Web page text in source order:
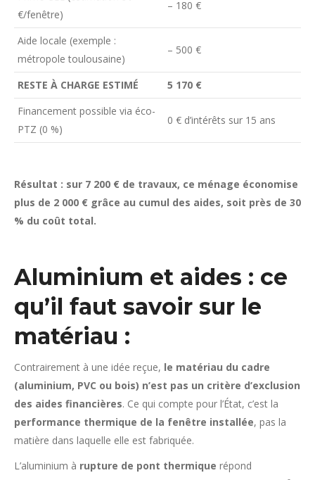
€/fenêtre)
– 180 €
Aide locale (exemple :
métropole toulousaine)
– 500 €
RESTE À CHARGE ESTIMÉ
5 170 €
Financement possible via éco-
PTZ (0 %)
0 € d’intérêts sur 15 ans
Résultat : sur 7 200 € de travaux, ce ménage économise
plus de 2 000 € grâce au cumul des aides, soit près de 30
% du coût total.
Aluminium et aides : ce
qu’il faut savoir sur le
matériau :
Contrairement à une idée reçue, le matériau du cadre
(aluminium, PVC ou bois) n’est pas un critère d’exclusion
des aides financières. Ce qui compte pour l’État, c’est la
performance thermique de la fenêtre installée, pas la
matière dans laquelle elle est fabriquée.
L’aluminium à rupture de pont thermique répond